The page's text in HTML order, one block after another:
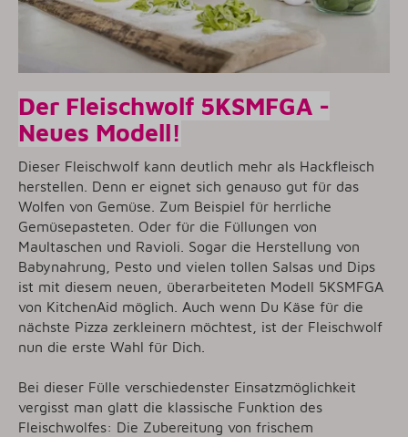
Der Fleischwolf 5KSMFGA -
Neues Modell!
Dieser Fleischwolf kann deutlich mehr als Hackfleisch
herstellen. Denn er eignet sich genauso gut für das
Wolfen von Gemüse. Zum Beispiel für herrliche
Gemüsepasteten. Oder für die Füllungen von
Maultaschen und Ravioli. Sogar die Herstellung von
Babynahrung, Pesto und vielen tollen Salsas und Dips
ist mit diesem neuen, überarbeiteten Modell 5KSMFGA
von KitchenAid möglich. Auch wenn Du Käse für die
nächste Pizza zerkleinern möchtest, ist der Fleischwolf
nun die erste Wahl für Dich.
Bei dieser Fülle verschiedenster Einsatzmöglichkeit
vergisst man glatt die klassische Funktion des
Fleischwolfes: Die Zubereitung von frischem